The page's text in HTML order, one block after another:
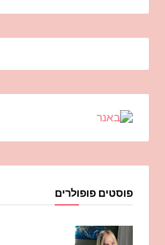
פוסטים פופולרים